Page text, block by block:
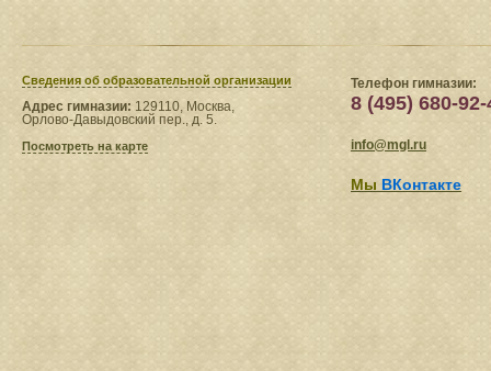
Сведения​ об образовательной организации
Адрес гимназии: 129110, Москва,
Орлово-Давыдовский пер., д. 5.
Посмотреть на карте
Телефон гимназии:
8 (495) 680-92-
info@mgl.ru
Мы ВКонтакте